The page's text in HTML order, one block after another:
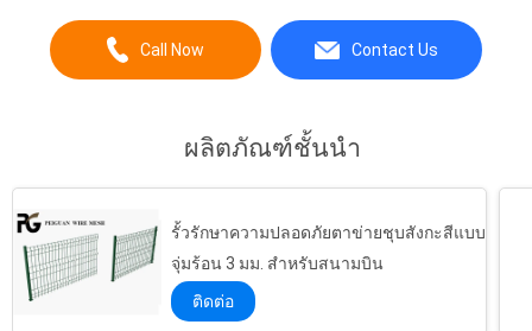
Call Now Contact Us
ผลิตภัณฑ์ชั้นนำ
รั้วรักษาความปลอดภัยตาข่ายชุบสังกะสีแบบ
จุ่มร้อน 3 มม. สำหรับสนามบิน
ติดต่อ